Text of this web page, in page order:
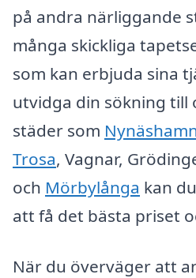
på andra närliggande
många skickliga
som kan erbjuda sina
utvidga din sökning till
städer som
Trosa, Vagnar,
och Mörbylånga kan
att få det bästa priset
När du överväger att